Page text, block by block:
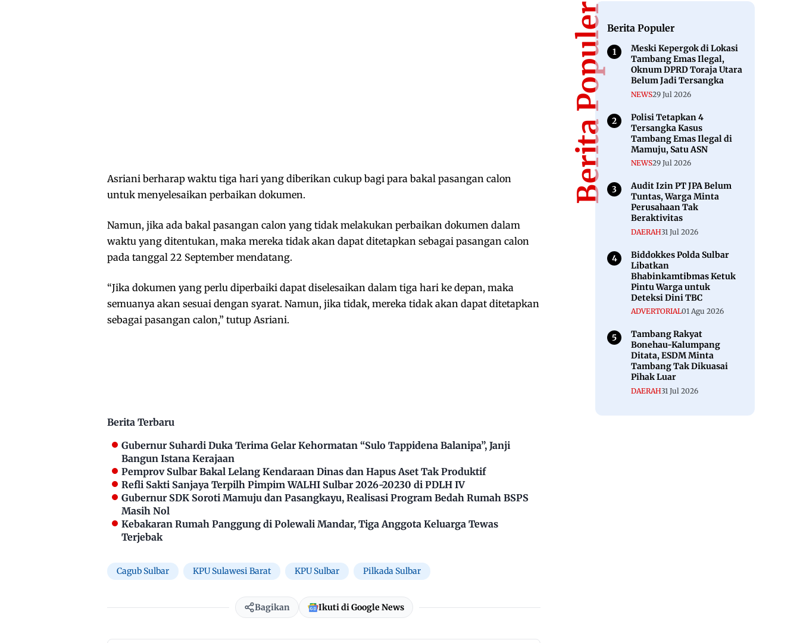
Asriani berharap waktu tiga hari yang diberikan cukup bagi para bakal pasangan calon
untuk menyelesaikan perbaikan dokumen.
Namun, jika ada bakal pasangan calon yang tidak melakukan perbaikan dokumen dalam
waktu yang ditentukan, maka mereka tidak akan dapat ditetapkan sebagai pasangan calon
pada tanggal 22 September mendatang.
“Jika dokumen yang perlu diperbaiki dapat diselesaikan dalam tiga hari ke depan, maka
semuanya akan sesuai dengan syarat. Namun, jika tidak, mereka tidak akan dapat ditetapkan
sebagai pasangan calon,” tutup Asriani.
Berita Terbaru
Gubernur Suhardi Duka Terima Gelar Kehormatan “Sulo Tappidena Balanipa”, Janji
Bangun Istana Kerajaan
Pemprov Sulbar Bakal Lelang Kendaraan Dinas dan Hapus Aset Tak Produktif
Refli Sakti Sanjaya Terpilh Pimpim WALHI Sulbar 2026-20230 di PDLH IV
Gubernur SDK Soroti Mamuju dan Pasangkayu, Realisasi Program Bedah Rumah BSPS
Masih Nol
Kebakaran Rumah Panggung di Polewali Mandar, Tiga Anggota Keluarga Tewas
Terjebak
Cagub Sulbar KPU Sulawesi Barat KPU Sulbar Pilkada Sulbar
Bagikan Ikuti di Google News
Berita PopulerBerita Populer
Meski Kepergok di Lokasi
Tambang Emas Ilegal,
Oknum DPRD Toraja Utara
Belum Jadi Tersangka
NEWS29 Jul 2026
Polisi Tetapkan 4
Tersangka Kasus
Tambang Emas Ilegal di
Mamuju, Satu ASN
NEWS29 Jul 2026
Audit Izin PT JPA Belum
Tuntas, Warga Minta
Perusahaan Tak
Beraktivitas
DAERAH31 Jul 2026
Biddokkes Polda Sulbar
Libatkan
Bhabinkamtibmas Ketuk
Pintu Warga untuk
Deteksi Dini TBC
ADVERTORIAL01 Agu 2026
Tambang Rakyat
Bonehau-Kalumpang
Ditata, ESDM Minta
Tambang Tak Dikuasai
Pihak Luar
DAERAH31 Jul 2026